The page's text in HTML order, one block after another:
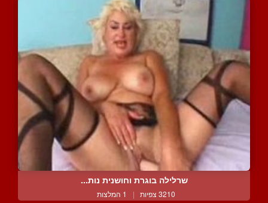
שרלילה בוגרת וחושנית נות...
3210 צפיות | 1 המלצות